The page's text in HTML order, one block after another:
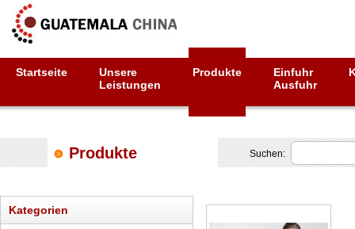
Startseite
Unsere
Leistungen
Produkte
Einfuhr
Ausfuhr
Produkte Suchen:
Kategorien